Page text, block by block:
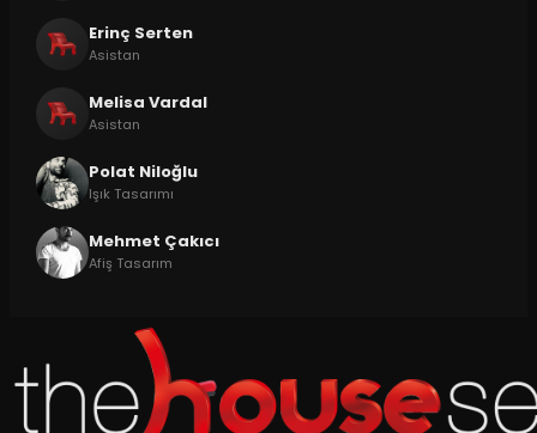
Erinç Serten
Asistan
Melisa Vardal
Asistan
Polat Niloğlu
Işık Tasarımı
Mehmet Çakıcı
Afiş Tasarım